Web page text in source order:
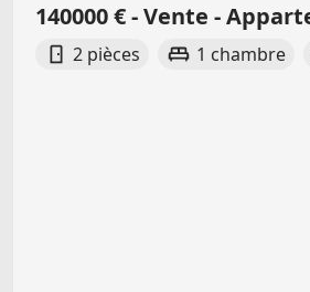
140000 € - Vente -
2 pièces 1 chambre